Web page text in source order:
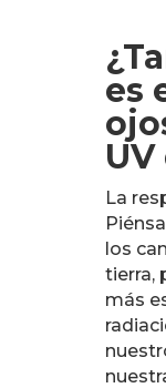
es
La
los
tierra,
más